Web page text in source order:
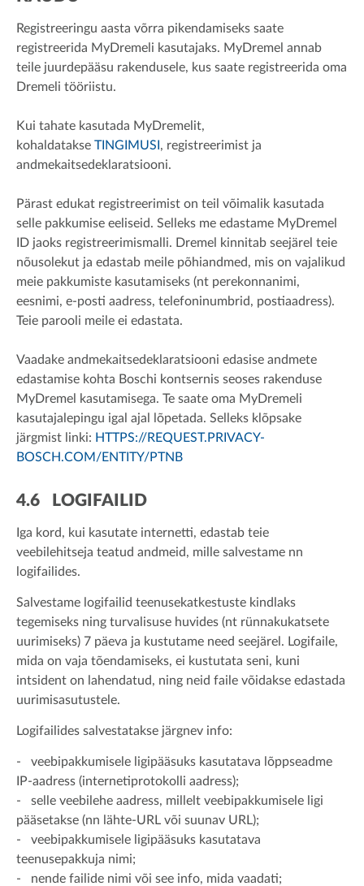
Registreeringu aasta võrra pikendamiseks saate
registreerida MyDremeli kasutajaks. MyDremel annab
teile juurdepääsu rakendusele, kus saate registreerida oma
Dremeli tööriistu.
Kui tahate kasutada MyDremelit,
kohaldatakse TINGIMUSI , registreerimist ja
andmekaitsedeklaratsiooni.
Pärast edukat registreerimist on teil võimalik kasutada
selle pakkumise eeliseid. Selleks me edastame MyDremel
ID jaoks registreerimismalli. Dremel kinnitab seejärel teie
nõusolekut ja edastab meile põhiandmed, mis on vajalikud
meie pakkumiste kasutamiseks (nt perekonnanimi,
eesnimi, e-posti aadress, telefoninumbrid, postiaadress).
Teie parooli meile ei edastata.
Vaadake andmekaitsedeklaratsiooni edasise andmete
edastamise kohta Boschi kontsernis seoses rakenduse
MyDremel kasutamisega. Te saate oma MyDremeli
kasutajalepingu igal ajal lõpetada. Selleks klõpsake
järgmist linki: HTTPS://REQUEST.PRIVACY-
BOSCH.COM/ENTITY/PTNB
4.6 LOGIFAILID
Iga kord, kui kasutate internetti, edastab teie
veebilehitseja teatud andmeid, mille salvestame nn
logifailides.
Salvestame logifailid teenusekatkestuste kindlaks
tegemiseks ning turvalisuse huvides (nt rünnakukatsete
uurimiseks) 7 päeva ja kustutame need seejärel. Logifaile,
mida on vaja tõendamiseks, ei kustutata seni, kuni
intsident on lahendatud, ning neid faile võidakse edastada
uurimisasutustele.
Logifailides salvestatakse järgnev info:
- veebipakkumisele ligipääsuks kasutatava lõppseadme
IP-aadress (internetiprotokolli aadress);
- selle veebilehe aadress, millelt veebipakkumisele ligi
pääsetakse (nn lähte-URL või suunav URL);
- veebipakkumisele ligipääsuks kasutatava
teenusepakkuja nimi;
- nende failide nimi või see info, mida vaadati;